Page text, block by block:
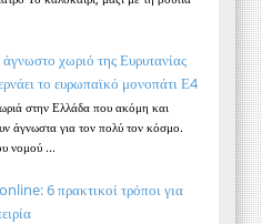
χωριό της Ευρυτανίας
το ευρωπαϊκό μονοπάτι Ε4
στην Ελλάδα που ακόμη και
άγνωστα για τον πολύ τον κόσμο.
νομού ...
6 πρακτικοί τρόποι για